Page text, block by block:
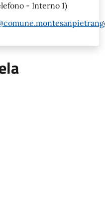
- Interno 1)